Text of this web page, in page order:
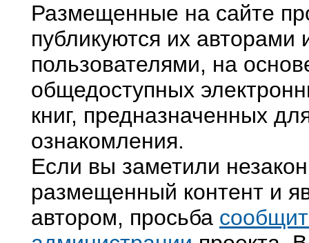
Размещенные на сайте
публикуются их авторами
пользователями, на
общедоступных
книг, предназначенных
ознакомления.
Если вы заметили
размещенный контент и
автором, просьба